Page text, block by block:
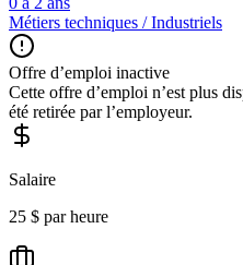
Métiers techniques / Industriels
Offre d’emploi inactive
Cette offre d’emploi n’est plus
été retirée par l’employeur.
Salaire
25 $ par heure